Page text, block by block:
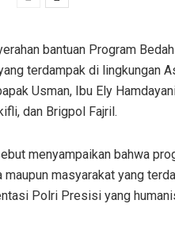
bantuan Program
terdampak di lingkungan
Usman, Ibu Ely
dan Brigpol Fajril.
menyampaikan bahwa
masyarakat yang
Polri Presisi yang